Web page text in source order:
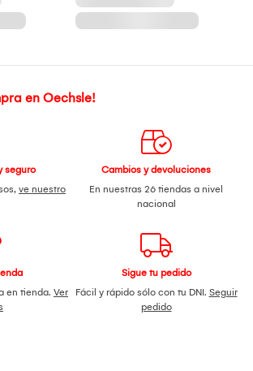
en Oechsle!
seguro
ve nuestro
Cambios y devoluciones
En nuestras 26 tiendas a nivel
nacional
en tienda. Ver
Sigue tu pedido
Fácil y rápido sólo con tu DNI. Seguir
pedido